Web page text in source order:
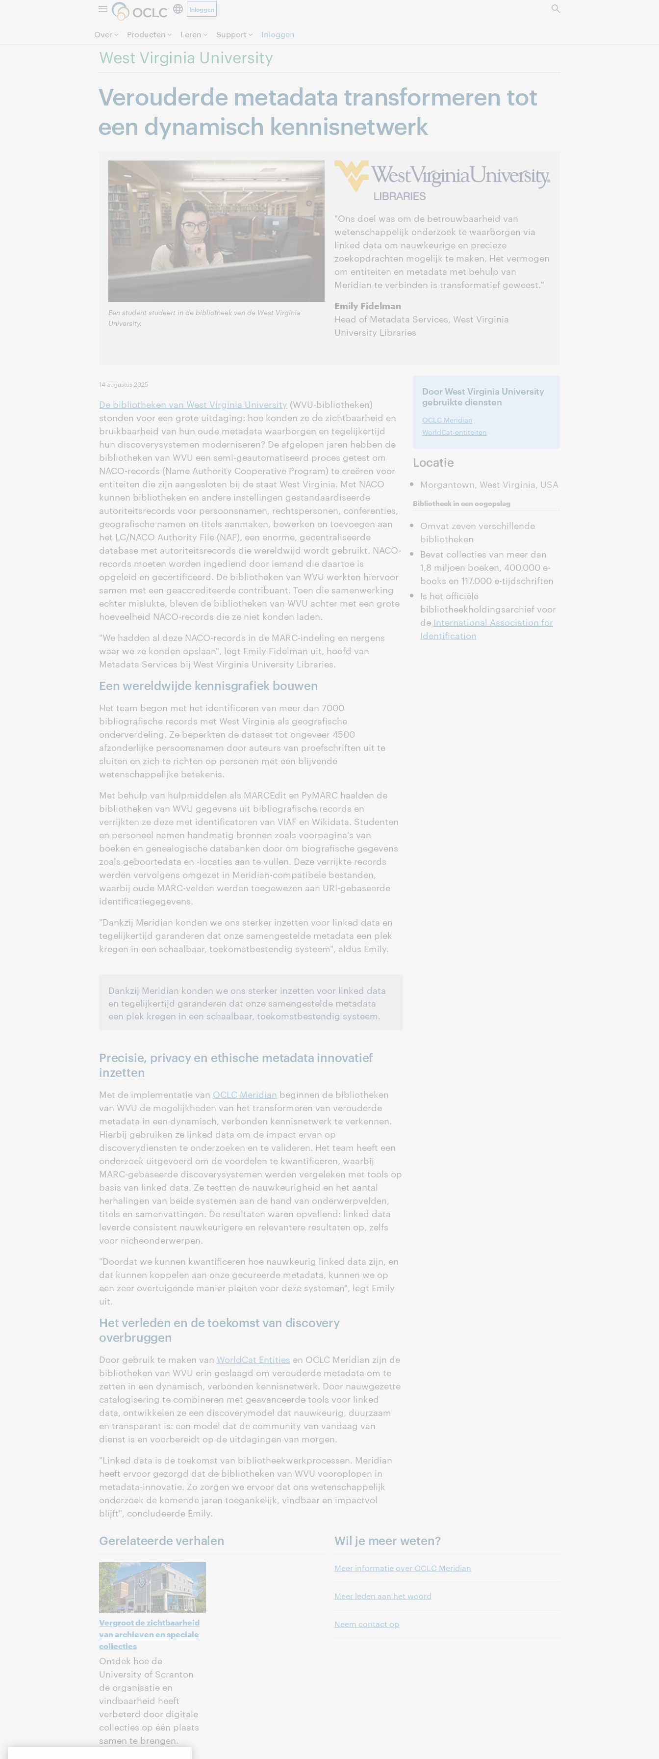
Inloggen
Over Producten Leren Support Inloggen
West Virginia University
Verouderde metadata transformeren tot
een dynamisch kennisnetwerk
Een student studeert in de bibliotheek van de West Virginia
University.
"Ons doel was om de betrouwbaarheid van
wetenschappelijk onderzoek te waarborgen via
linked data om nauwkeurige en precieze
zoekopdrachten mogelijk te maken. Het vermogen
om entiteiten en metadata met behulp van
Meridian te verbinden is transformatief geweest."
Emily Fidelman
Head of Metadata Services, West Virginia
University Libraries
14 augustus 2025
De bibliotheken van West Virginia University (WVU-bibliotheken)
stonden voor een grote uitdaging: hoe konden ze de zichtbaarheid en
bruikbaarheid van hun oude metadata waarborgen en tegelijkertijd
hun discoverysystemen moderniseren? De afgelopen jaren hebben de
bibliotheken van WVU een semi-geautomatiseerd proces getest om
NACO-records (Name Authority Cooperative Program) te creëren voor
entiteiten die zijn aangesloten bij de staat West Virginia. Met NACO
kunnen bibliotheken en andere instellingen gestandaardiseerde
autoriteitsrecords voor persoonsnamen, rechtspersonen, conferenties,
geografische namen en titels aanmaken, bewerken en toevoegen aan
het LC/NACO Authority File (NAF), een enorme, gecentraliseerde
database met autoriteitsrecords die wereldwijd wordt gebruikt. NACO-
records moeten worden ingediend door iemand die daartoe is
opgeleid en gecertificeerd. De bibliotheken van WVU werkten hiervoor
samen met een geaccrediteerde contribuant. Toen die samenwerking
echter mislukte, bleven de bibliotheken van WVU achter met een grote
hoeveelheid NACO-records die ze niet konden laden.
"We hadden al deze NACO-records in de MARC-indeling en nergens
waar we ze konden opslaan", legt Emily Fidelman uit, hoofd van
Metadata Services bij West Virginia University Libraries.
Een wereldwijde kennisgrafiek bouwen
Het team begon met het identificeren van meer dan 7000
bibliografische records met West Virginia als geografische
onderverdeling. Ze beperkten de dataset tot ongeveer 4500
afzonderlijke persoonsnamen door auteurs van proefschriften uit te
sluiten en zich te richten op personen met een blijvende
wetenschappelijke betekenis.
Met behulp van hulpmiddelen als MARCEdit en PyMARC haalden de
bibliotheken van WVU gegevens uit bibliografische records en
verrijkten ze deze met identificatoren van VIAF en Wikidata. Studenten
en personeel namen handmatig bronnen zoals voorpagina's van
boeken en genealogische databanken door om biografische gegevens
zoals geboortedata en -locaties aan te vullen. Deze verrijkte records
werden vervolgens omgezet in Meridian-compatibele bestanden,
waarbij oude MARC-velden werden toegewezen aan URI-gebaseerde
identificatiegegevens.
"Dankzij Meridian konden we ons sterker inzetten voor linked data en
tegelijkertijd garanderen dat onze samengestelde metadata een plek
kregen in een schaalbaar, toekomstbestendig systeem", aldus Emily.
Dankzij Meridian konden we ons sterker inzetten voor linked data
en tegelijkertijd garanderen dat onze samengestelde metadata
een plek kregen in een schaalbaar, toekomstbestendig systeem.
Precisie, privacy en ethische metadata innovatief
inzetten
Met de implementatie van OCLC Meridian beginnen de bibliotheken
van WVU de mogelijkheden van het transformeren van verouderde
metadata in een dynamisch, verbonden kennisnetwerk te verkennen.
Hierbij gebruiken ze linked data om de impact ervan op
discoverydiensten te onderzoeken en te valideren. Het team heeft een
onderzoek uitgevoerd om de voordelen te kwantificeren, waarbij
MARC-gebaseerde discoverysystemen werden vergeleken met tools op
basis van linked data. Ze testten de nauwkeurigheid en het aantal
herhalingen van beide systemen aan de hand van onderwerpvelden,
titels en samenvattingen. De resultaten waren opvallend: linked data
leverde consistent nauwkeurigere en relevantere resultaten op, zelfs
voor nicheonderwerpen.
"Doordat we kunnen kwantificeren hoe nauwkeurig linked data zijn, en
dat kunnen koppelen aan onze gecureerde metadata, kunnen we op
een zeer overtuigende manier pleiten voor deze systemen", legt Emily
uit.
Het verleden en de toekomst van discovery
overbruggen
Door gebruik te maken van WorldCat Entities en OCLC Meridian zijn de
bibliotheken van WVU erin geslaagd om verouderde metadata om te
zetten in een dynamisch, verbonden kennisnetwerk. Door nauwgezette
catalogisering te combineren met geavanceerde tools voor linked
data, ontwikkelen ze een discoverymodel dat nauwkeurig, duurzaam
en transparant is: een model dat de community van vandaag van
dienst is en voorbereidt op de uitdagingen van morgen.
"Linked data is de toekomst van bibliotheekwerkprocessen. Meridian
heeft ervoor gezorgd dat de bibliotheken van WVU vooroplopen in
metadata-innovatie. Zo zorgen we ervoor dat ons wetenschappelijk
onderzoek de komende jaren toegankelijk, vindbaar en impactvol
blijft", concludeerde Emily.
Door West Virginia University
gebruikte diensten
OCLC Meridian
WorldCat-entiteiten
Locatie
Morgantown, West Virginia, USA
Bibliotheek in een oogopslag
Omvat zeven verschillende
bibliotheken
Bevat collecties van meer dan
1,8 miljoen boeken, 400.000 e-
books en 117.000 e-tijdschriften
Is het officiële
bibliotheekholdingsarchief voor
de International Association for
Identification
Gerelateerde verhalen
Vergroot de zichtbaarheid
van archieven en speciale
collecties
Ontdek hoe de
University of Scranton
de organisatie en
vindbaarheid heeft
verbeterd door digitale
collecties op één plaats
samen te brengen.
Wil je meer weten?
Meer informatie over OCLC Meridian
Meer leden aan het woord
Neem contact op